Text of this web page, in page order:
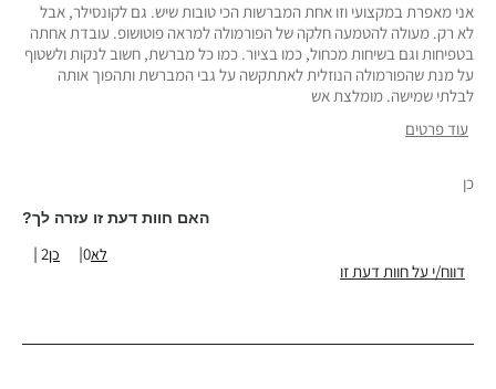
אני מאפרת במקצועי וזו אחת המברשות הכי טובות שיש. גם לקונסילר, אבל
לא רק. מעולה להטמעה חלקה של הפורמולה למראה פוטושופ. עובדת אחתה
בטפיחות וגם בשיחות מכחול, כמו בציור. כמו כל מברשת, חשוב לנקות ולשטוף
על מנת שהפורמולה הנוזלית לאתתקשה על גבי המברשת ותהפוך אותה
לבלתי שמישה. מומלצת אש
עוד פרטים
כן
האם חוות דעת זו עזרה לך?
2
0
דווח/י על חוות דעת זו